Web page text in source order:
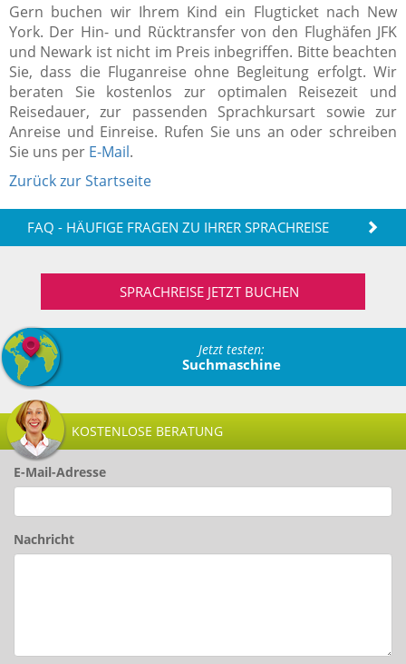
Gern buchen wir Ihrem Kind ein Flugticket nach New
York. Der Hin- und Rücktransfer von den Flughäfen JFK
und Newark ist nicht im Preis inbegriffen. Bitte beachten
Sie, dass die Fluganreise ohne Begleitung erfolgt. Wir
beraten Sie kostenlos zur optimalen Reisezeit und
Reisedauer, zur passenden Sprachkursart sowie zur
Anreise und Einreise. Rufen Sie uns an oder schreiben
Sie uns per E-Mail.
Zurück zur Startseite
FAQ - HÄUFIGE FRAGEN ZU IHRER SPRACHREISE
SPRACHREISE JETZT BUCHEN
Jetzt testen:
Suchmaschine
KOSTENLOSE BERATUNG
E-Mail-Adresse
Nachricht